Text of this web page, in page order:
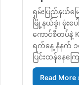
ရှမ်းပြည်နယ်မ
မြို့နယ်ခွဲ၊ မုံးပ
ကောင်စီတပ်နဲ့
ရက်နေ့ နံနက်
ပြင်းထန်‌နေက
Read More